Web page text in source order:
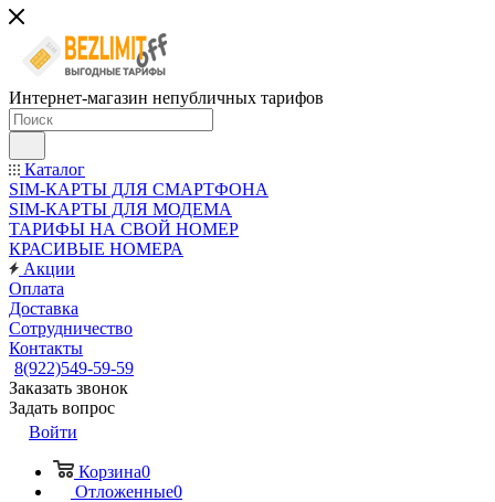
Интернет-магазин непубличных тарифов
Каталог
SIM-КАРТЫ ДЛЯ СМАРТФОНА
SIM-КАРТЫ ДЛЯ МОДЕМА
ТАРИФЫ НА СВОЙ НОМЕР
КРАСИВЫЕ НОМЕРА
Акции
Оплата
Доставка
Сотрудничество
Контакты
8(922)549-59-59
Заказать звонок
Задать вопрос
Войти
Корзина0
Отложенные0